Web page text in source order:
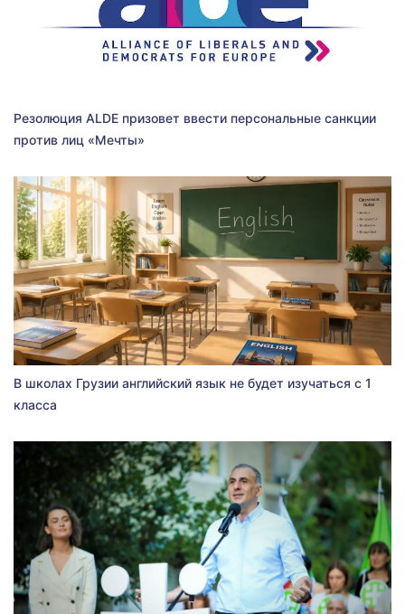
Резолюция ALDE призовет ввести персональные санкции
против лиц «Мечты»
В школах Грузии английский язык не будет изучаться с 1
класса